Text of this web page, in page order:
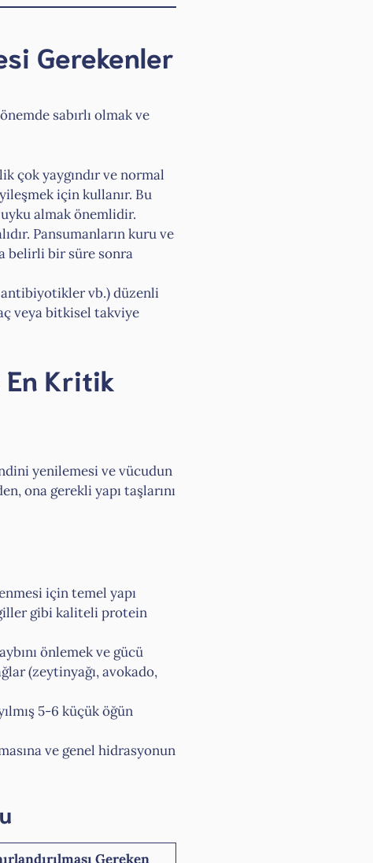
Gerekenler
sabırlı olmak ve
çok yaygındır ve normal
için kullanır. Bu
almak önemlidir.
Pansumanların kuru ve
belirli bir süre sonra
antibiyotikler vb.) düzenli
veya bitkisel takviye
En Kritik
yenilemesi ve vücudun
ona gerekli yapı taşlarını
için temel yapı
gibi kaliteli protein
önlemek ve gücü
(zeytinyağı, avokado,
5-6 küçük öğün
ve genel hidrasyonun
Gereken